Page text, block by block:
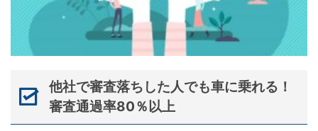
他社で審査落ちした人でも車に乗れる！
審査通過率80％以上